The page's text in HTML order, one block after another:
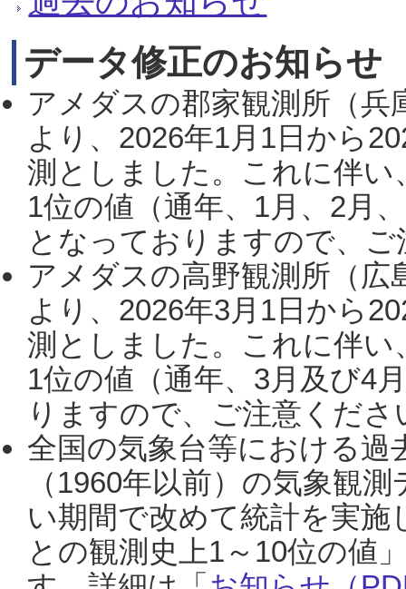
データ修正のお知らせ
アメダスの郡家観測所（
より、2026年1月1日から
測としました。これに伴い
1位の値（通年、1月、2月
となっておりますので、
アメダスの高野観測所（
より、2026年3月1日から
測としました。これに伴い
1位の値（通年、3月及び4
りますので、ご注意くだ
全国の気象台等における過
（1960年以前）の気象観
い期間で改めて統計を実
との観測史上1～10位の値